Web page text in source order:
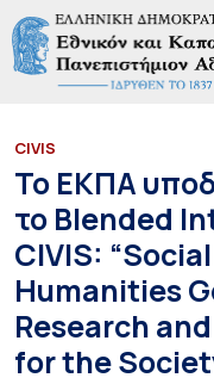
CIVIS
Το ΕΚΠΑ
το Blended
CIVIS:
Humanities
Research
for the